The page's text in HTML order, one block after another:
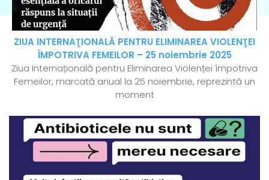
ZIUA INTERNAŢIONALĂ PENTRU ELIMINAREA VIOLENŢEI
ÎMPOTRIVA FEMEILOR – 25 noiembrie 2025
Ziua Internațională pentru Eliminarea Violenței împotriva
Femeilor, marcată anual la 25 noiembrie, reprezintă un
moment